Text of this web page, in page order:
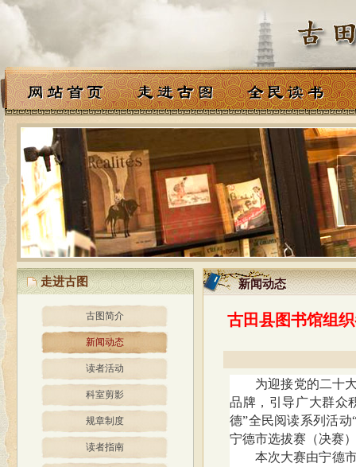
走进古图
古图简介
新闻动态
读者活动
科室剪影
规章制度
读者指南
新闻动态
新闻动态
古田县图书馆组
为迎接党的二十大
品牌，引导广大群众
德”全民阅读系列活
宁德市选拔赛（决赛
本次大赛由宁德市